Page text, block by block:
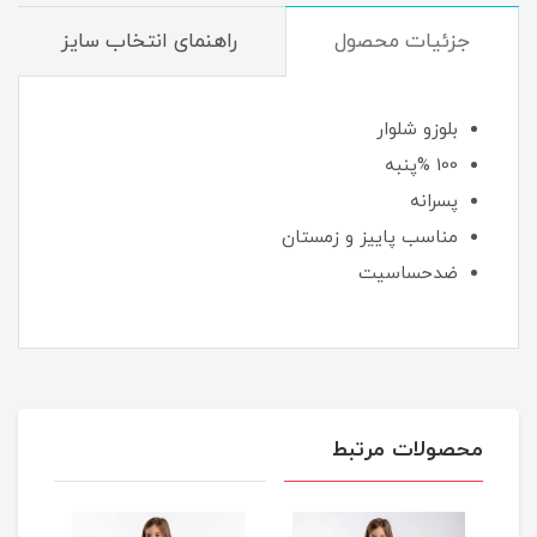
جزئیات محصول راهنمای انتخاب سایز
بلوزو شلوار
100 %پنبه
پسرانه
مناسب پاییز و زمستان
ضدحساسیت
محصولات مرتبط